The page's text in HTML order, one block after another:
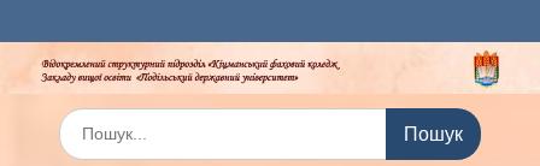
до
вмісту
Шукати: